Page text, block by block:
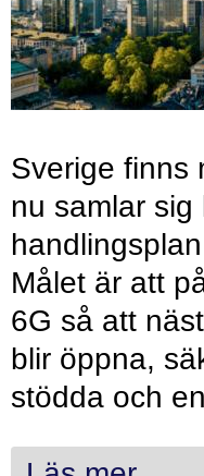
Sverige finns
nu samlar
Målet är att
6G så att
blir öppna,
stödda och